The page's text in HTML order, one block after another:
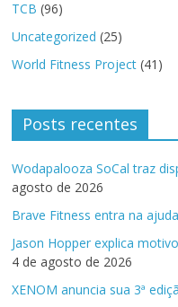
TCB (96)
Uncategorized (25)
World Fitness Project (41)
Posts recentes
Wodapalooza SoCal traz
agosto de 2026
Brave Fitness entra na
Jason Hopper explica
4 de agosto de 2026
XENOM anuncia sua 3ª